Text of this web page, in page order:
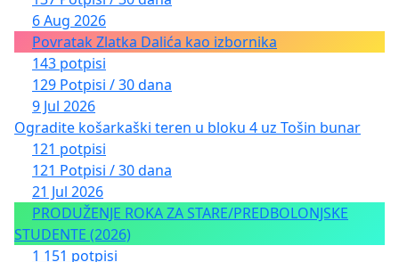
6 Aug 2026
Povratak Zlatka Dalića kao izbornika
143 potpisi
129 Potpisi / 30 dana
9 Jul 2026
Ogradite košarkaški teren u bloku 4 uz Tošin bunar
121 potpisi
121 Potpisi / 30 dana
21 Jul 2026
PRODUŽENJE ROKA ZA STARE/PREDBOLONJSKE
STUDENTE (2026)
1 151 potpisi